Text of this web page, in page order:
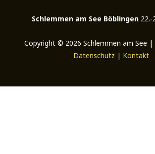
Schlemmen am See Böblingen22.-
Copyright © 2026 Schlemmen am See |
Datenschutz | Kontakt